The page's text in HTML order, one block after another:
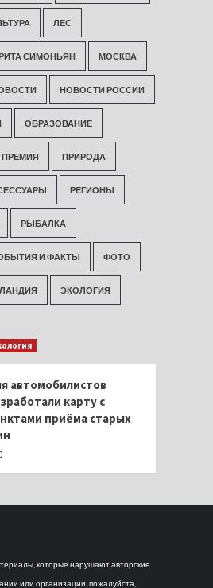
ЛЕС
СИМОНЬЯН МОСКВА
НОВОСТИ РОССИИ
ОБРАЗОВАНИЕ
ПРЕМИЯ ПРИРОДА
РЕГИОНЫ
РЫБАЛКА
И ФАКТЫ ФОТО
ЭКОЛОГИЯ
автомобилистов
карту с
приёма старых
которые нарушают авторские
или организации, пожалуйста,